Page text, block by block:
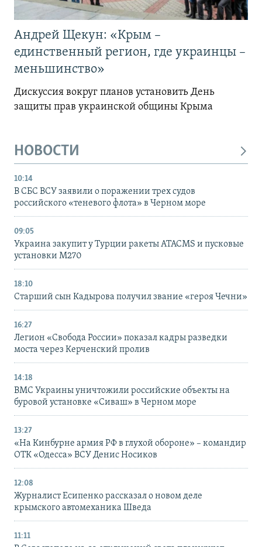
Андрей Щекун: «Крым –
единственный регион, где украинцы –
меньшинство»
Дискуссия вокруг планов установить День
защиты прав украинской общины Крыма
НОВОСТИ
10:14
В СБС ВСУ заявили о поражении трех судов
российского «теневого флота» в Черном море
09:05
Украина закупит у Турции ракеты ATACMS и пусковые
установки M270
18:10
Старший сын Кадырова получил звание «героя Чечни»
16:27
Легион «Свобода России» показал кадры разведки
моста через Керченский пролив
14:18
ВМС Украины уничтожили российские объекты на
буровой установке «Сиваш» в Черном море
13:27
«На Кинбурне армия РФ в глухой обороне» – командир
ОТК «Одесса» ВСУ Денис Носиков
12:08
Журналист Есипенко рассказал о новом деле
крымского автомеханика Шведа
11:11